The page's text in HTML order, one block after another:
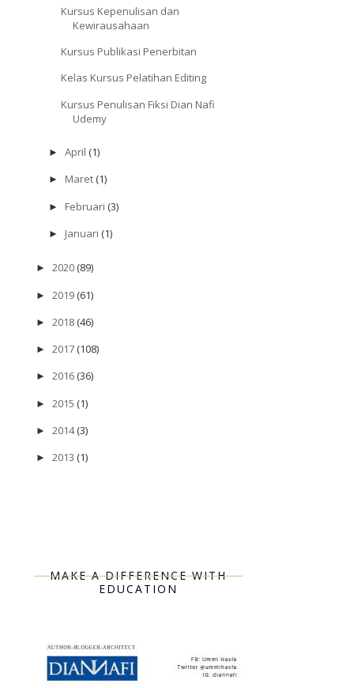
Kursus Kepenulisan dan
Kewirausahaan
Kursus Publikasi Penerbitan
Kelas Kursus Pelatihan Editing
Kursus Penulisan Fiksi Dian Nafi
Udemy
► April (1)
► Maret(1)
► Februari (3)
► Januari (1)
► 2020(89)
► 2019(61)
► 2018(46)
► 2017(108)
► 2016(36)
► 2015 (1)
► 2014(3)
► 2013 (1)
MAKE A DIFFERENCE WITH
EDUCATION